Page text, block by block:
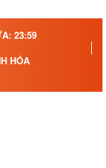
23:59
HÓA